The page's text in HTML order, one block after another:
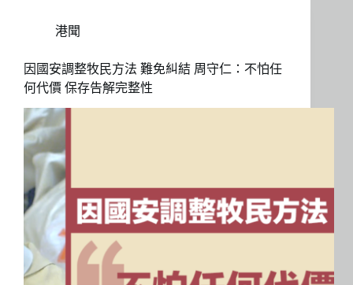
港聞
因國安調整牧民方法 難免糾結 周守仁：不怕任
何代價 保存告解完整性